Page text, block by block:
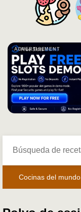
ADVERTISEMENT
Cocinas del mundo